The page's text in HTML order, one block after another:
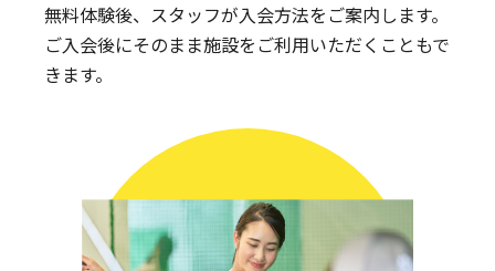
無料体験後、スタッフが入会方法をご案内します。
ご入会後にそのまま施設をご利用いただくこともで
きます。